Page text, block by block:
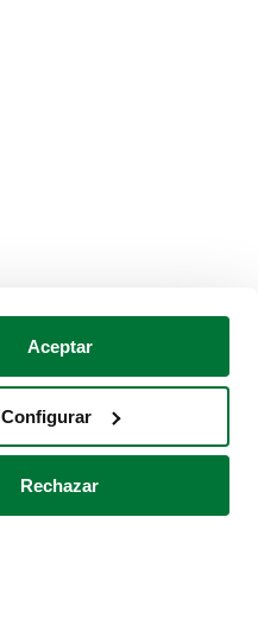
Aceptar
Configurar
Rechazar